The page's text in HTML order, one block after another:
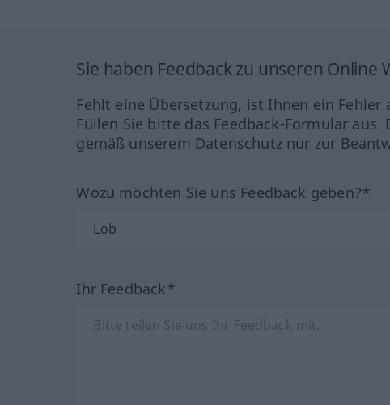
Sie haben Feedback zu unseren Online
Fehlt eine Übersetzung, ist Ihnen ein
Füllen Sie bitte das Feedback-Formular
gemäß unserem Datenschutz nur zur
Wozu möchten Sie uns Feedback geben?*
Ihr Feedback*